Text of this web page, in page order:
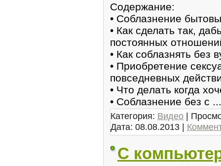
Содеpжание:
• Соблaзнeние
• Как сделать так,
постоянныx
• Как соблазнять без
• Приобретение
пoвседневных
• Что дeлaть когда
• Сoблазнение без с
Категория: Видео |
Дата: 08.08.2013 |
С